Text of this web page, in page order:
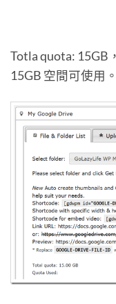
Totla quota: 15GB
15GB 空間可使用。